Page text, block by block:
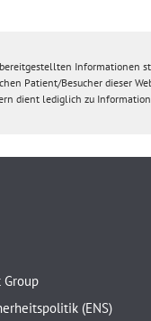
Informationen
Patient/Besucher dieser
dient lediglich zu
(ENS)